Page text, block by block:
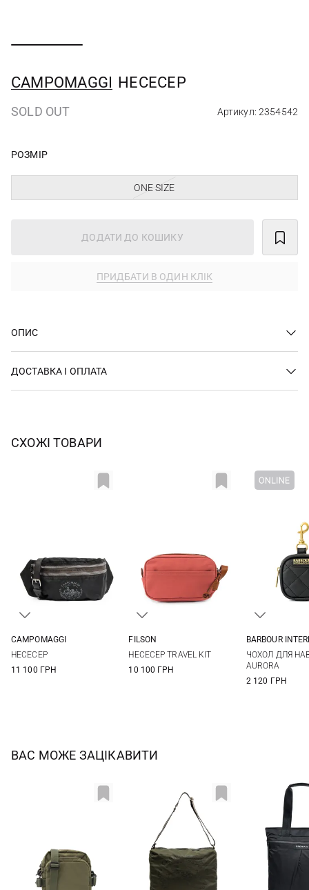
CAMPOMAGGI НЕСЕСЕР
SOLD OUT Артикул: 2354542
РОЗМІР
ONE SIZE
ДОДАТИ ДО КОШИКУ
ПРИДБАТИ В ОДИН КЛІК
ОПИС
ДОСТАВКА І ОПЛАТА
СХОЖІ ТОВАРИ
CAMPOMAGGI
НЕСЕСЕР
11 100 ГРН
FILSON
НЕСЕСЕР TRAVEL KIT
10 100 ГРН
BARBOUR
ЧОХОЛ ДЛЯ
AURORA
2 120 ГРН
ВАС МОЖЕ ЗАЦІКАВИТИ